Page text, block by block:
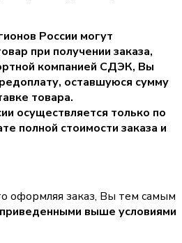
России могут
при получении заказа,
компанией СДЭК, Вы
, оставшуюся сумму
товара.
осуществляется только по
полной стоимости заказа и
оформляя заказ, Вы тем самым
приведенными выше условиями